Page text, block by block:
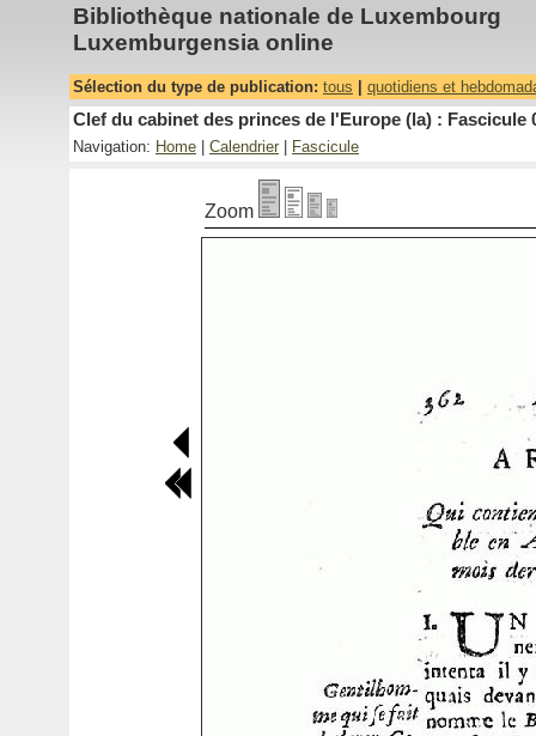
Bibliothèque nationale de Luxembourg
Luxemburgensia online
Sélection du type de publication: tous quotidiens et
Clef du cabinet des princes de l'Europe (la) : Fascicule
Navigation: Home Calendrier Fascicule
Zoom